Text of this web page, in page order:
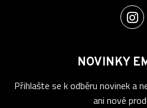
NOVINKY
Přihlašte se k odběru novinek a
ani nové